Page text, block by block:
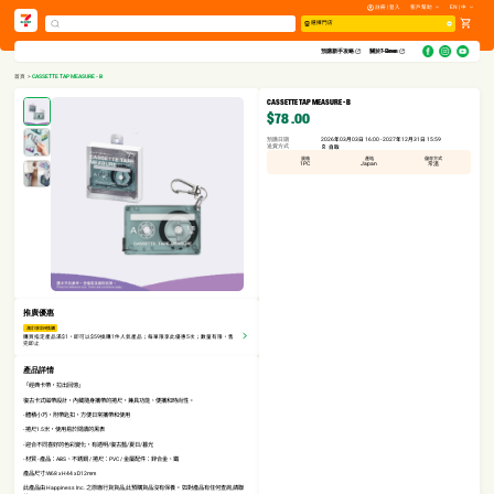
註冊 | 登入 客戶幫助 EN | 中
選擇門店
預購新手攻略​ 關於7-Eleven
首頁 >CASSETTE TAP MEASURE - B
推廣優惠
滿$1享$59換購
購買指定產品滿$1，即可以$59換購1件人氣產品；每單限享此優惠5次；數量有限，售
完即止
產品詳情
「經典卡帶，拉出回憶」
復古卡式磁帶設計，內藏隨身攜帶的捲尺，兼具功能、便攜和時尚性。
- 體積小巧，附帶匙扣，方便日常攜帶和使用
- 捲尺1.5米，使用易於閱讀的黑表
- 迎合不同喜好的色彩變化，有透明/復古藍/夏日/暮光
- 材質 - 產品：ABS、不銹鋼 / 捲尺：PVC / 金屬配件：鋅合金、鐵
產品尺寸:W68 x H44 x D12mm
此產品由 Happiness Inc. 之原廠行貨貨品,此預購貨品沒有保養。 如對產品有任何查詢,請聯
CASSETTE TAP MEASURE - B
$78.00
預購日期
2026年03月03日 16:00 - 2027年12月31日 15:59
送貨方式
自取
規格
1PC
產地
Japan
儲存方式
常溫